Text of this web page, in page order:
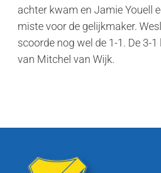
achter kwam en Jamie Youell
miste voor de gelijkmaker.
scoorde nog wel de 1-1. De 3-
van Mitchel van Wijk.